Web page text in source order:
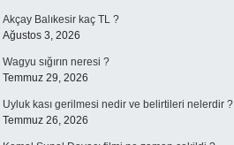
Akçay Balıkesir kaç TL ?
Ağustos 3, 2026
Wagyu sığırın neresi ?
Temmuz 29, 2026
Uyluk kası gerilmesi nedir ve belirtileri nelerdir ?
Temmuz 26, 2026